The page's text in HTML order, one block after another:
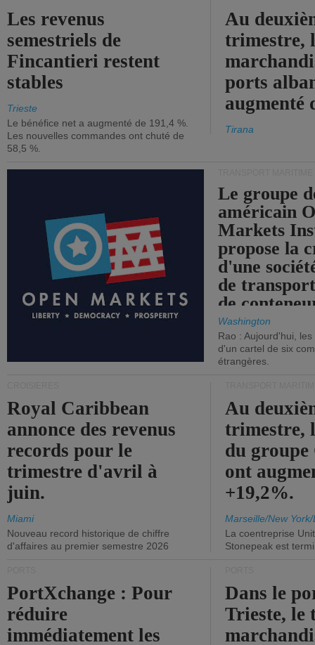
Les revenus
semestriels de
Fincantieri restent
stables
Trieste
Le bénéfice net a augmenté de 191,4 %.
Les nouvelles commandes ont chuté de
58,5 %.
Au
trimestre,
ports
augmenté
Tirana
Le groupe
américain
Markets
propose la
d'une
de
de
Washington
Rao : Aujourd'hui,
d'un cartel de six
étrangères.
Royal Caribbean
annonce des revenus
records pour le
trimestre d'avril à
juin.
Miami
Nouveau record historique de chiffre
d'affaires au premier semestre 2026
Au
trimestre,
du
ont
+19,2%.
Marseille/New
La coentreprise
Stonepeak est
PortXchange : Pour
réduire
immédiatement les
Dans le
Trieste, le